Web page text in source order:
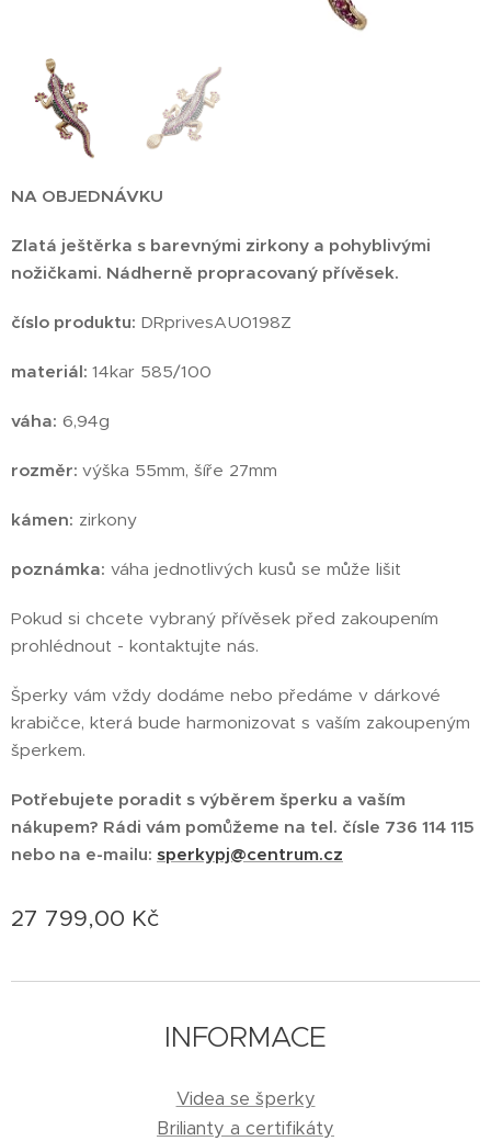
NA OBJEDNÁVKU
Zlatá ještěrka s barevnými zirkony a pohyblivými
nožičkami. Nádherně propracovaný přívěsek.
číslo produktu: DRprivesAU0198Z
materiál: 14kar 585/100
váha: 6,94g
rozměr: výška 55mm, šíře 27mm
kámen: zirkony
poznámka: váha jednotlivých kusů se může lišit
Pokud si chcete vybraný přívěsek před zakoupením
prohlédnout - kontaktujte nás.
Šperky vám vždy dodáme nebo předáme v dárkové
krabičce, která bude harmonizovat s vaším zakoupeným
šperkem.
Potřebujete poradit s výběrem šperku a vaším
nákupem? Rádi vám pomůžeme na tel. čísle 736 114 115
nebo na e-mailu: sperkypj@centrum.cz
27 799,00 Kč
INFORMACE
Videa se šperky
Brilianty a certifikáty